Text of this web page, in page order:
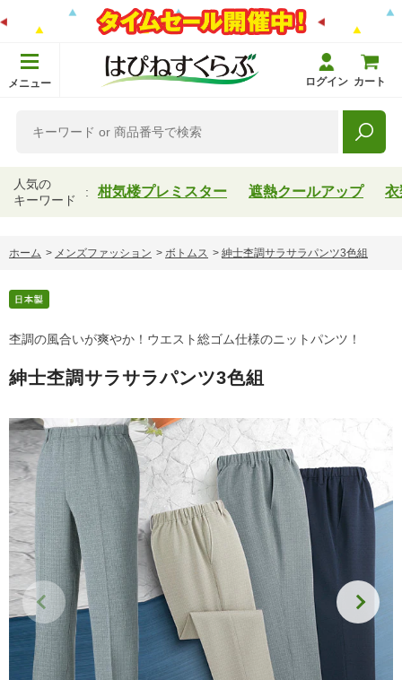
メニュー ログイン カート
人気の
キーワード
柑気楼プレミスター 遮熱クールアップ 衣
ホーム > メンズファッション > ボトムス > 紳士杢調サラサラパンツ3色組
杢調の風合いが爽やか！ウエスト総ゴム仕様のニットパンツ！
紳士杢調サラサラパンツ3色組